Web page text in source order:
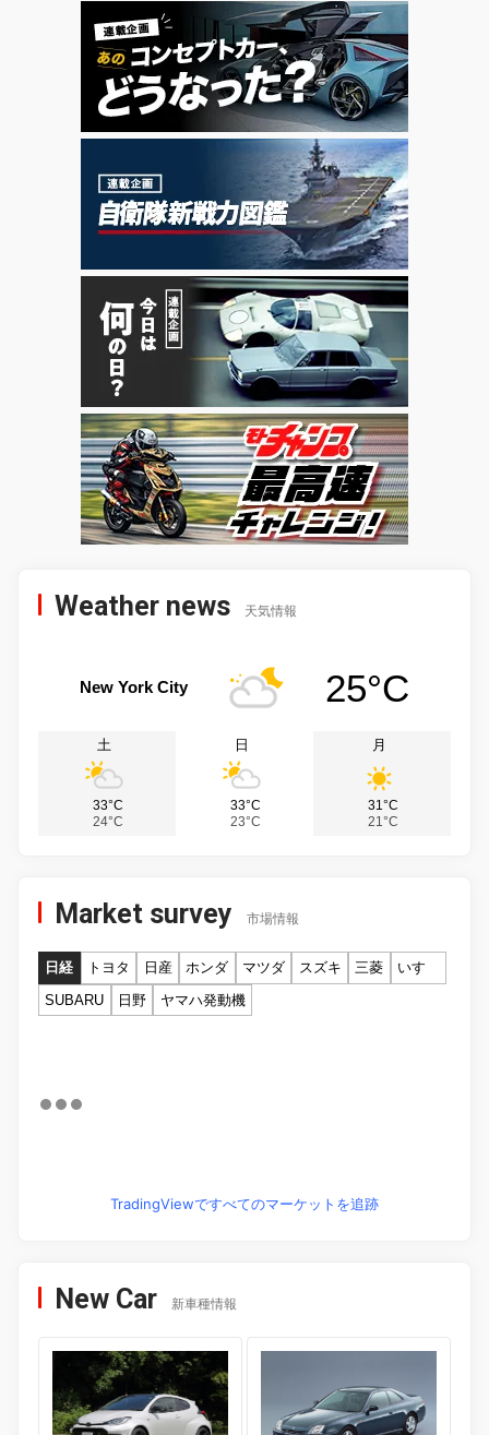
Weather news 天気情報
New York City 25°C
土
33°C
24°C
日
33°C
23°C
月
31°C
21°C
Market survey 市場情報
日経 トヨタ 日産 ホンダ マツダ スズキ 三菱
いすゞ
SUBARU
日野 ヤマハ発動機
TradingViewですべてのマーケットを追跡
New Car 新車種情報